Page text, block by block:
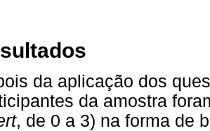
da aplicação dos
da amostra
, de 0 a 3) na forma de